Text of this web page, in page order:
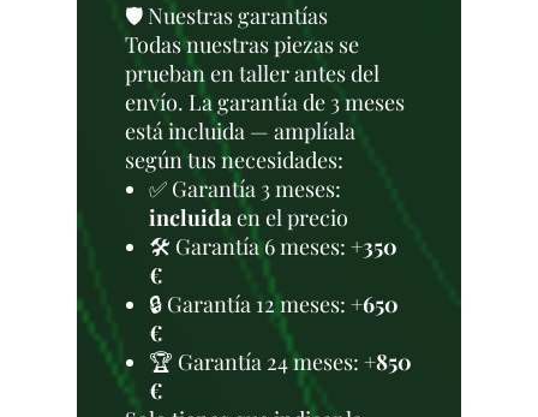
🛡️ Nuestras garantías
Todas nuestras piezas se
prueban en taller antes del
envío. La garantía de 3 meses
está incluida — amplíala
según tus necesidades:
✅ Garantía 3 meses:
incluidaen el precio
🛠️ Garantía 6 meses: +350
€
🔒 Garantía 12 meses: +650
€
🏆 Garantía 24 meses: +850
€